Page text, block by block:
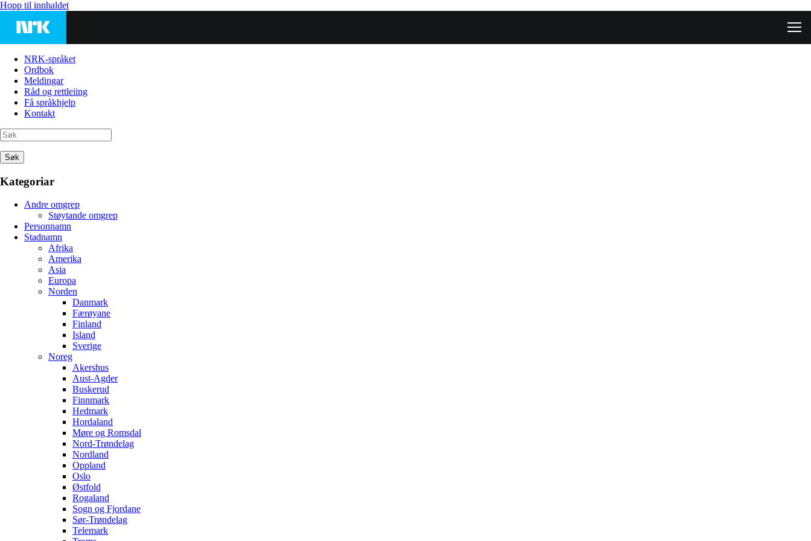
Hopp til innhaldet
NRK-språket
Ordbok
Meldingar
Råd og rettleiing
Få språkhjelp
Kontakt
Søk
Kategoriar
Andre omgrep
Støytande omgrep
Personnamn
Stadnamn
Afrika
Amerika
Asia
Europa
Norden
Danmark
Færøyane
Finland
Island
Sverige
Noreg
Akershus
Aust-Agder
Buskerud
Finnmark
Hedmark
Hordaland
Møre og Romsdal
Nord-Trøndelag
Nordland
Oppland
Oslo
Østfold
Rogaland
Sogn og Fjordane
Sør-Trøndelag
Telemark